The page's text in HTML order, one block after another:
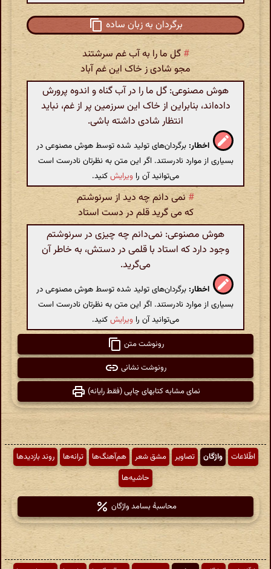
برگردان به زبان ساده
# گل ما را به آب غم سرشتند
مجو شادی ز خاک این غم آباد
هوش مصنوعی: گل ما را در آب گناه و اندوه پرورش
داده‌اند، بنابراین از خاک این سرزمین پر از غم، نباید
انتظار شادی داشته باشی.
اخطار: برگردان‌های تولید شده توسط هوش مصنوعی در
بسیاری از موارد نادرستند. اگر این متن به نظرتان نادرست است
می‌توانید آن را ویرایشکنید.
#نمی دانم چه دید از سرنوشتم
که می گرید قلم در دست استاد
هوش مصنوعی: نمی‌دانم چه چیزی در سرنوشتم
وجود دارد که استاد با قلمی در دستش، به خاطر آن
می‌گرید.
اخطار: برگردان‌های تولید شده توسط هوش مصنوعی در
بسیاری از موارد نادرستند. اگر این متن به نظرتان نادرست است
می‌توانید آن را ویرایشکنید.
رونوشت متن
رونوشت نشانی
نمای مشابه کتابهای چاپی (فقط رایانه)
اطّلاعات واژگان تصاویر مشق شعر هم‌آهنگ‌ها ترانه‌ها
روند بازدیدها
حاشیه‌ها
محاسبهٔ بسامد واژگان